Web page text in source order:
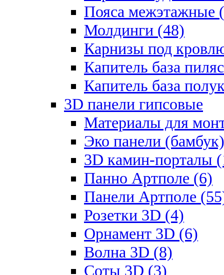
Пояса межэтажные
Молдинги (48)
Карнизы под
Капитель база
Капитель база
3D панели гипсовые
Материалы для
Эко панели
3D камин-порталы
Панно Артполе (6)
Панели Артполе
Розетки 3D (4)
Орнамент 3D (6)
Волна 3D (8)
Соты 3D (3)